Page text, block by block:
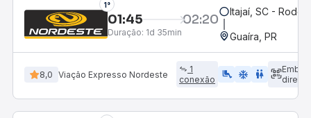
1°
01:45 02:20
Duração: 1d 35min
Itajaí, SC -
Guaíra, PR
8,0 Viação Expresso Nordeste
1
conexão
airline_seat_legroom_extra ac_unit WC
direto